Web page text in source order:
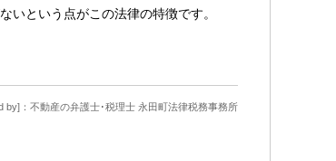
いという点がこの法律の特徴です。
：不動産の弁護士･税理士 永田町法律税務事務所